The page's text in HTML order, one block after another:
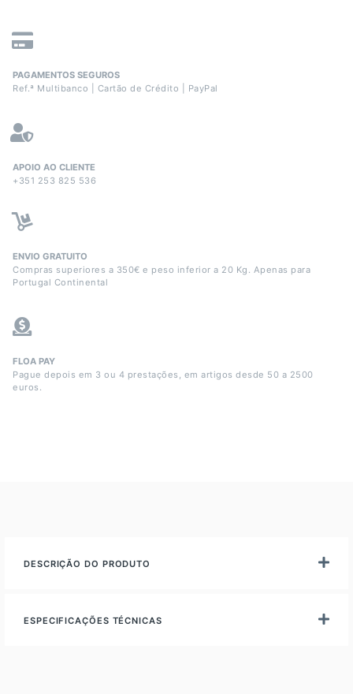
PAGAMENTOS SEGUROS
Ref.ª Multibanco | Cartão de Crédito | PayPal
APOIO AO CLIENTE
+351 253 825 536
ENVIO GRATUITO
Compras superiores a 350€ e peso inferior a 20 Kg. Apenas para
Portugal Continental
FLOA PAY
Pague depois em 3 ou 4 prestações, em artigos desde 50 a 2500
euros.
DESCRIÇÃO DO PRODUTO
ESPECIFICAÇÕES TÉCNICAS